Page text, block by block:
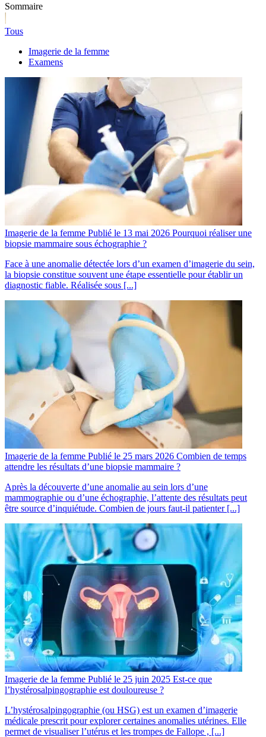
Sommaire
Tous
Imagerie de la femme
Examens
Imagerie de la femme Publié le 13 mai 2026 Pourquoi réaliser une
biopsie mammaire sous échographie ?
Face à une anomalie détectée lors d’un examen d’imagerie du sein,
la biopsie constitue souvent une étape essentielle pour établir un
diagnostic fiable. Réalisée sous [...]
Imagerie de la femme Publié le 25 mars 2026 Combien de temps
attendre les résultats d’une biopsie mammaire ?
Après la découverte d’une anomalie au sein lors d’une
mammographie ou d’une échographie, l’attente des résultats peut
être source d’inquiétude. Combien de jours faut-il patienter [...]
Imagerie de la femme Publié le 25 juin 2025 Est-ce que
l’hystérosalpingographie est douloureuse ?​
L’hystérosalpingographie (ou HSG) est un examen d’imagerie
médicale prescrit pour explorer certaines anomalies utérines. Elle
permet de visualiser l’utérus et les trompes de Fallope , [...]